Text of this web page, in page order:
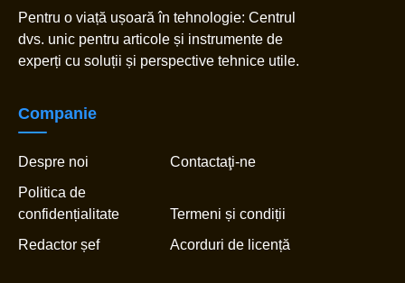
Pentru o viață ușoară în tehnologie: Centrul
dvs. unic pentru articole și instrumente de
experți cu soluții și perspective tehnice utile.
Companie
Despre noi
Contactaţi-ne
Politica de
confidențialitate
Termeni și condiții
Redactor șef
Acorduri de licență